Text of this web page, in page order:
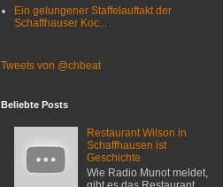
Ein gelungener Staffelauftakt der
Schaffhauser Koc...
Tweets von @chbeat
Beliebte Posts
Restaurant Wilson in
Schaffhausen ist
Geschichte
Wie Radio Munot meldet,